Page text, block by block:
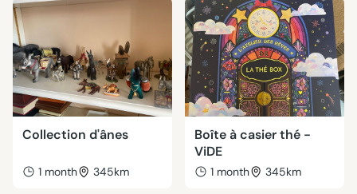
Collection d'ânes
1 month 345km
Boîte à casier thé -
ViDE
1 month 345km